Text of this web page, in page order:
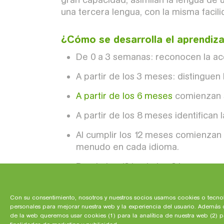
Con su consentimiento, nosotros y nuestros socios usamos cookies o
personales para mejorar nuestra web y la experiencia del usuario.
de la web queremos usar cookies (1) para la analítica de nuestra web
una tercera lengua, con la misma
¿Cómo se desarrolla el
De 0 a 3 semanas: reconocen la
A partir de los 3 meses:
A partir de los 6 meses comienzan
A partir de los 8 meses identifican
Al cumplir los 12 meses
menudo en cada idioma.
Desde los 12 hasta los 24 meses:
esfuerzo y logrando una perfecta